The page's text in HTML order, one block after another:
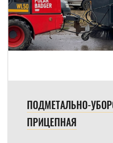
ПОДМЕТАЛЬНО-
ПРИЦЕПНАЯ